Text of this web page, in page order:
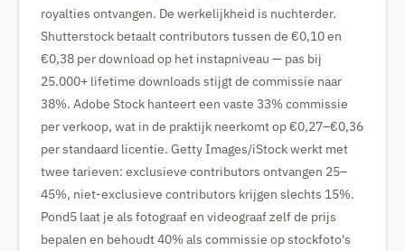
royalties ontvangen. De werkelijkheid is nuchterder.
Shutterstock betaalt contributors tussen de €0,10 en
€0,38 per download op het instapniveau — pas bij
25.000+ lifetime downloads stijgt de commissie naar
38%. Adobe Stock hanteert een vaste 33% commissie
per verkoop, wat in de praktijk neerkomt op €0,27–€0,36
per standaard licentie. Getty Images/iStock werkt met
twee tarieven: exclusieve contributors ontvangen 25–
45%, niet-exclusieve contributors krijgen slechts 15%.
Pond5 laat je als fotograaf en videograaf zelf de prijs
bepalen en behoudt 40% als commissie op stockfoto's